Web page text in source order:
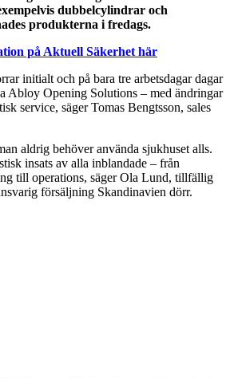
dubbelcylindrar och
produkterna i fredags.
på Aktuell Säkerhet här
initialt och på bara tre arbetsdagar dagar
Abloy Opening Solutions – med ändringar
service, säger Tomas Bengtsson, sales
aldrig behöver använda sjukhuset alls.
insats av alla inblandade – från
till operations, säger Ola Lund, tillfällig
försäljning Skandinavien dörr.